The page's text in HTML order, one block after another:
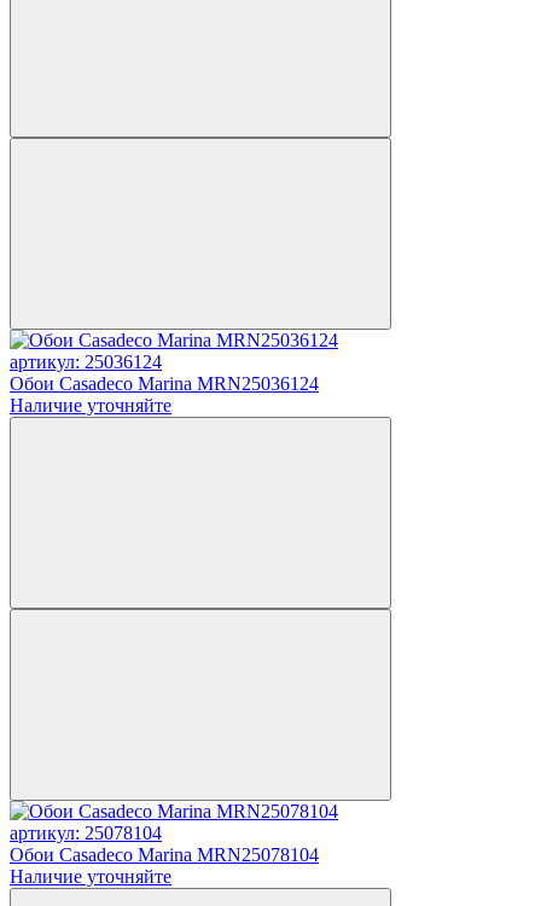
артикул: 25036124
Обои Casadeco Marina MRN25036124
Наличие уточняйте
артикул: 25078104
Обои Casadeco Marina MRN25078104
Наличие уточняйте